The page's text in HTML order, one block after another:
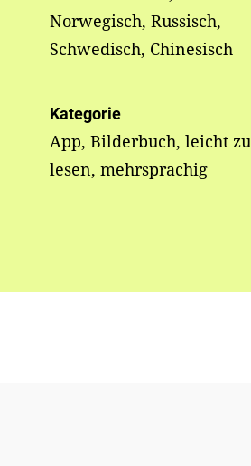
Norwegisch, Russisch,
Schwedisch, Chinesisch
Kategorie
App, Bilderbuch, leicht zu
lesen, mehrsprachig